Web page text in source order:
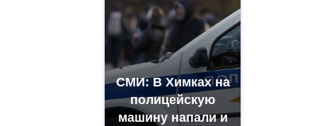
СМИ: В Химках на
полицейскую
машину напали и